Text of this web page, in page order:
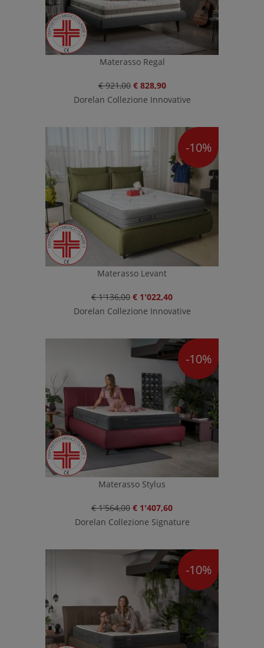
Materasso Regal
€ 921,00 € 828,90
Dorelan Collezione Innovative
-10%
Materasso Levant
€ 1'136,00 € 1'022,40
Dorelan Collezione Innovative
-10%
Materasso Stylus
€ 1'564,00 € 1'407,60
Dorelan Collezione Signature
-10%